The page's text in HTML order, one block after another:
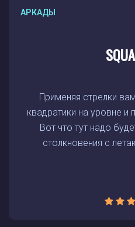
АРКАДЫ
Применяя стрелки
квадратики на уровне и
Вот что тут надо
столкновения с